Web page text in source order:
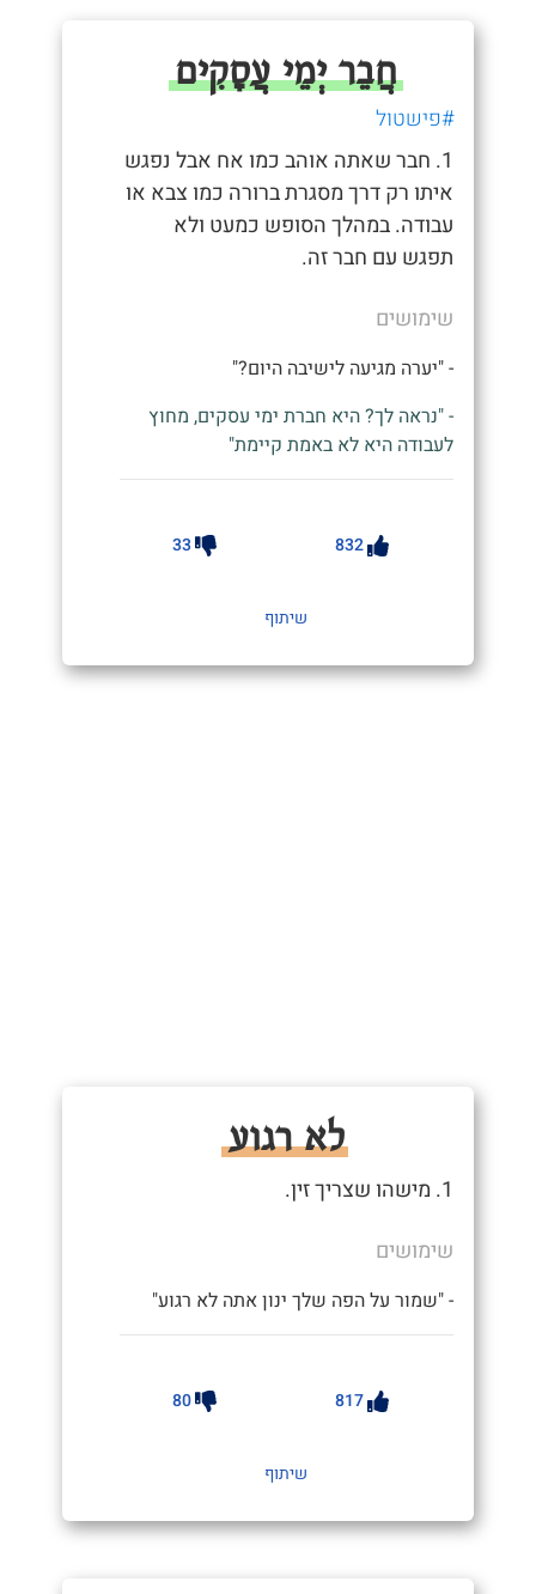
חֲבֵר יְמֵי עֲסָקִים
#פישטול
1. חבר שאתה אוהב כמו אח אבל נפגש
איתו רק דרך מסגרת ברורה כמו צבא או
עבודה. במהלך הסופש כמעט ולא
תפגש עם חבר זה.
שימושים
- "יערה מגיעה לישיבה היום?"
- "נראה לך? היא חברת ימי עסקים, מחוץ
לעבודה היא לא באמת קיימת"
832
33
שיתוף
לא רגוע
1. מישהו שצריך זין.
שימושים
- "שמור על הפה שלך ינון אתה לא רגוע"
817
80
שיתוף